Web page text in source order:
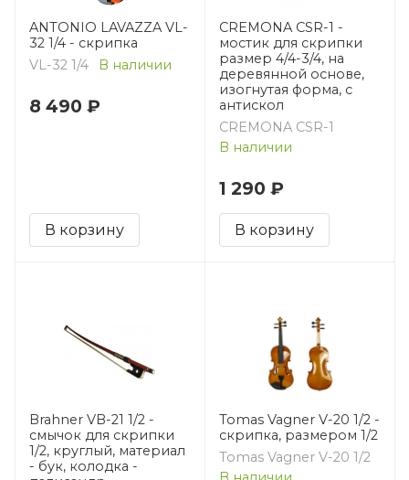
ANTONIO LAVAZZA VL-
32 1/4 - скрипка
VL-32 1/4
В наличии
8 490 ₽
В корзину
CREMONA CSR-1 -
мостик для скрипки
размер 4/4-3/4, на
деревянной основе,
изогнутая форма, с
антискол
CREMONA CSR-1
В наличии
1 290 ₽
В корзину
Brahner VB-21 1/2 -
смычок для скрипки
1/2, круглый, материал
- бук, колодка -
Tomas Vagner V-20 1/2 -
скрипка, размером 1/2
Tomas Vagner V-20 1/2